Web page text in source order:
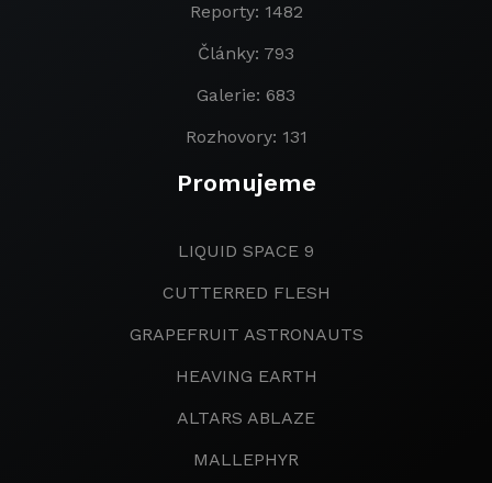
Reporty: 1482
Články: 793
Galerie: 683
Rozhovory: 131
Promujeme
LIQUID SPACE 9
CUTTERRED FLESH
GRAPEFRUIT ASTRONAUTS
HEAVING EARTH
ALTARS ABLAZE
MALLEPHYR